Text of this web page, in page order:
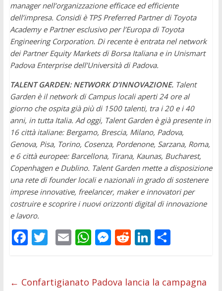
manager nell’organizzazione efficace ed efficiente
dell’impresa. Considi è TPS Preferred Partner di Toyota
Academy e Partner esclusivo per l’Europa di Toyota
Engineering Corporation. Di recente è entrata nel network
dei Partner Equity Markets di Borsa Italiana e in Unismart
Padova Enterprise dell’Università di Padova.
TALENT GARDEN: NETWORK D’INNOVAZIONE. Talent
Garden è il network di Campus locali aperti 24 ore al
giorno che ospita già più di 1500 talenti, tra i 20 e i 40
anni, in tutta Italia. Ad oggi, Talent Garden è già presente in
16 città italiane: Bergamo, Brescia, Milano, Padova,
Genova, Pisa, Torino, Cosenza, Pordenone, Sarzana, Roma,
e 6 città europee: Barcellona, Tirana, Kaunas, Bucharest,
Copenhagen e Dublino. Talent Garden mette a disposizione
una rete di founder locali e nazionali in grado di sostenere
imprese innovative, freelancer, maker e innovatori per
costruire e scoprire i nuovi orizzonti digital di innovazione
e lavoro.
F
b
T
er
E
l
W
s
M
e
R
di
Li
e
C
di
← Confartigianato Padova lancia la campagna